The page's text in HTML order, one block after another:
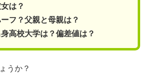
は？
フ？父親と母親は？
身高校大学は？偏差値は？
うか？